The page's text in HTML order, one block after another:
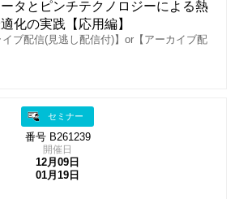
タとピンチテクノロジーによる熱
化の実践【応用編】
ブ配信(見逃し配信付)】or【アーカイブ配
セミナー
番号 B261239
開催日
12月09日
01月19日